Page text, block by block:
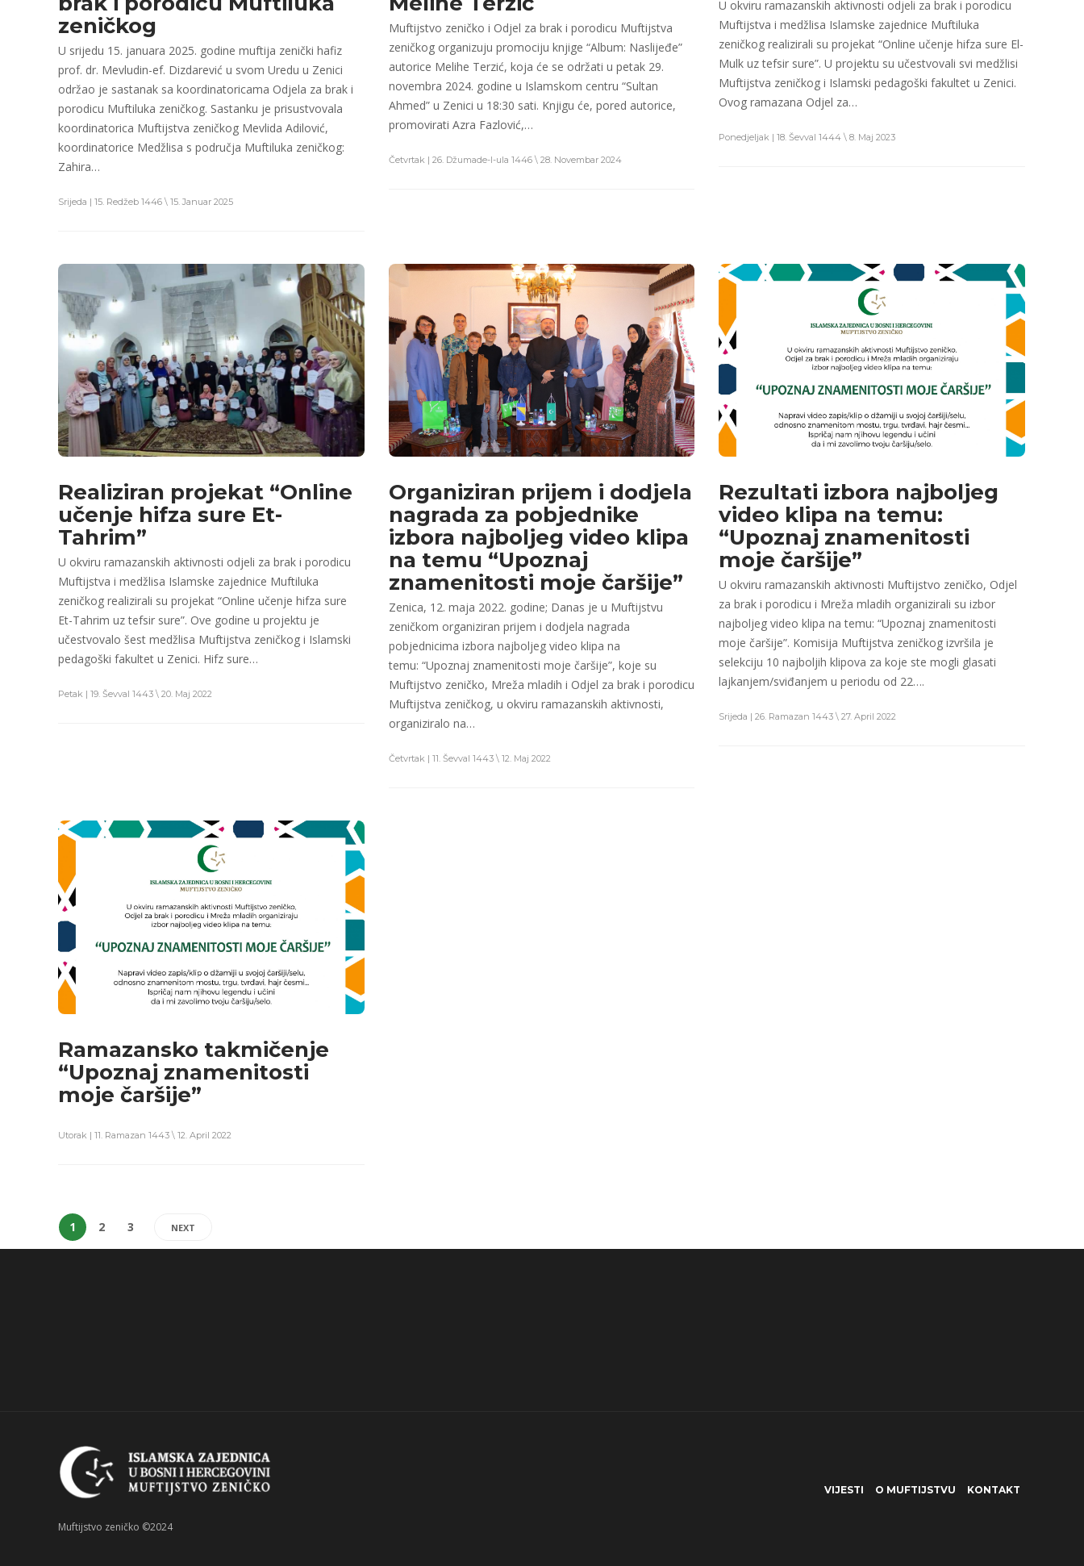
zeničkog
U srijedu 15. januara 2025. godine muftija zenički hafiz
prof. dr. Mevludin-ef. Dizdarević u svom Uredu u Zenici
održao je sastanak sa koordinatoricama Odjela za brak i
porodicu Muftiluka zeničkog. Sastanku je prisustvovala
koordinatorica Muftijstva zeničkog Mevlida Adilović,
koordinatorice Medžlisa s područja Muftiluka zeničkog:
Zahira…
Srijeda | 15. Redžeb 1446 \ 15. Januar 2025
Muftijstvo zeničko i Odjel za brak i porodicu Muftijstva
zeničkog organizuju promociju knjige “Album: Naslijeđe”
autorice Melihe Terzić, koja će se održati u petak 29.
novembra 2024. godine u Islamskom centru “Sultan
Ahmed” u Zenici u 18:30 sati. Knjigu će, pored autorice,
promovirati Azra Fazlović,…
Četvrtak | 26. Džumade-l-ula 1446 \ 28. Novembar 2024
U okviru ramazanskih aktivnosti odjeli za brak i porodicu
Muftijstva i medžlisa Islamske zajednice Muftiluka
zeničkog realizirali su projekat “Online učenje hifza sure El-
Mulk uz tefsir sure”. U projektu su učestvovali svi medžlisi
Muftijstva zeničkog i Islamski pedagoški fakultet u Zenici.
Ovog ramazana Odjel za…
Ponedjeljak | 18. Ševval 1444 \ 8. Maj 2023
Realiziran projekat “Online
učenje hifza sure Et-
Tahrim”
U okviru ramazanskih aktivnosti odjeli za brak i porodicu
Muftijstva i medžlisa Islamske zajednice Muftiluka
zeničkog realizirali su projekat “Online učenje hifza sure
Et-Tahrim uz tefsir sure”. Ove godine u projektu je
učestvovalo šest medžlisa Muftijstva zeničkog i Islamski
pedagoški fakultet u Zenici. Hifz sure…
Petak | 19. Ševval 1443 \ 20. Maj 2022
Organiziran prijem i dodjela
nagrada za pobjednike
izbora najboljeg video klipa
na temu “Upoznaj
znamenitosti moje čaršije”
Zenica, 12. maja 2022. godine; Danas je u Muftijstvu
zeničkom organiziran prijem i dodjela nagrada
pobjednicima izbora najboljeg video klipa na
temu: “Upoznaj znamenitosti moje čaršije”, koje su
Muftijstvo zeničko, Mreža mladih i Odjel za brak i porodicu
Muftijstva zeničkog, u okviru ramazanskih aktivnosti,
organiziralo na…
Četvrtak | 11. Ševval 1443 \ 12. Maj 2022
Rezultati izbora najboljeg
video klipa na temu:
“Upoznaj znamenitosti
moje čaršije”
U okviru ramazanskih aktivnosti Muftijstvo zeničko, Odjel
za brak i porodicu i Mreža mladih organizirali su izbor
najboljeg video klipa na temu: “Upoznaj znamenitosti
moje čaršije”. Komisija Muftijstva zeničkog izvršila je
selekciju 10 najboljih klipova za koje ste mogli glasati
lajkanjem/sviđanjem u periodu od 22….
Srijeda | 26. Ramazan 1443 \ 27. April 2022
Ramazansko takmičenje
“Upoznaj znamenitosti
moje čaršije”
Utorak | 11. Ramazan 1443 \ 12. April 2022
1 2 3 NEXT
Muftijstvo zeničko ©2024
VIJESTI O MUFTIJSTVU KONTAKT